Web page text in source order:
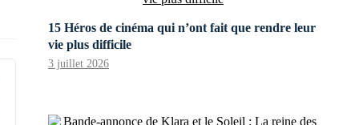
15 Héros de cinéma qui n’ont fait que rendre leur
vie plus difficile
3 juillet 2026